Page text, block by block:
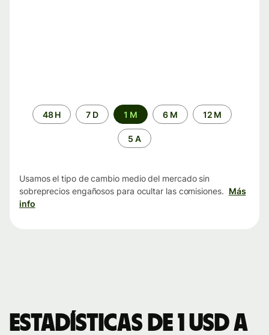
Periodo48 H 7 D 1 M 6 M 12 M
5 A
Usamos el tipo de cambio medio del mercado sin
sobreprecios engañosos para ocultar las comisiones. Más
info
Estadísticas de 1 USD a